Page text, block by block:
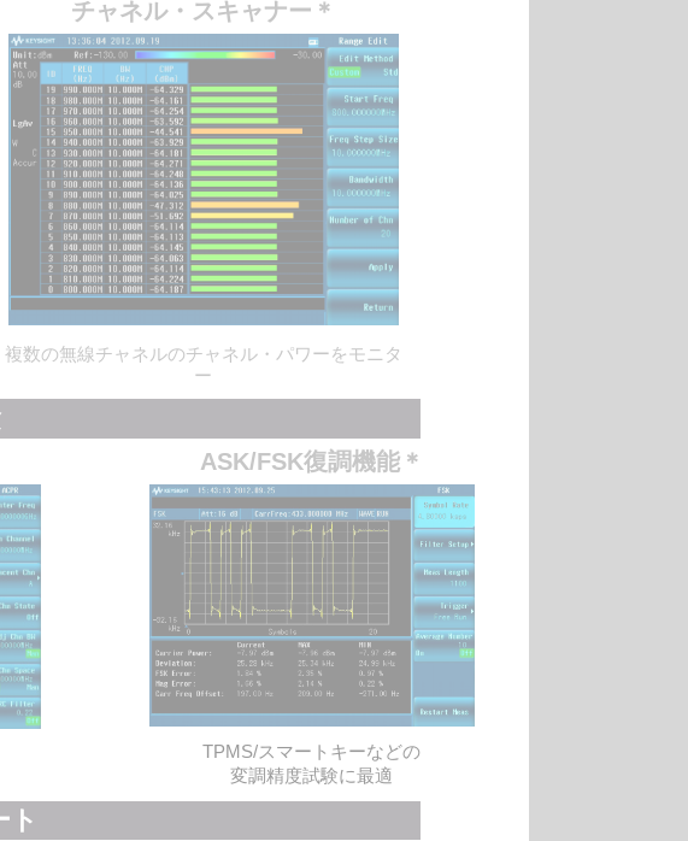
チャネル・スキャナー＊
複数の無線チャネルのチャネル・パワーをモニタ
ー
ASK/FSK復調機能＊
TPMS/スマートキーなどの
変調精度試験に最適
ト